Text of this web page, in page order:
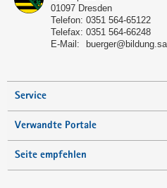
01097 Dresden
Telefon: 0351 564-65122
Telefax: 0351 564-66248
E-Mail:
Service
Verwandte Portale
Seite empfehlen